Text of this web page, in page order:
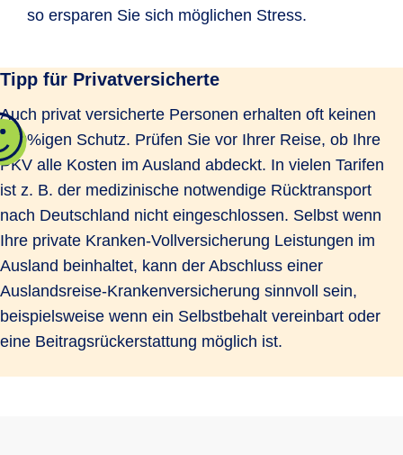
so ersparen Sie sich möglichen Stress.
Tipp für Privatversicherte
Auch privat versicherte Personen erhalten oft keinen
100%igen Schutz. Prüfen Sie vor Ihrer Reise, ob Ihre
PKV alle Kosten im Ausland abdeckt. In vielen Tarifen
ist z. B. der medizinische notwendige Rücktransport
nach Deutschland nicht eingeschlossen. Selbst wenn
Ihre private Kranken-Voll­ver­si­cherung Leistungen im
Ausland beinhaltet, kann der Abschluss einer
Auslandsreise-Kran­ken­ver­si­che­rung sinnvoll sein,
beispielsweise wenn ein Selbstbehalt vereinbart oder
eine Beitragsrückerstattung möglich ist.